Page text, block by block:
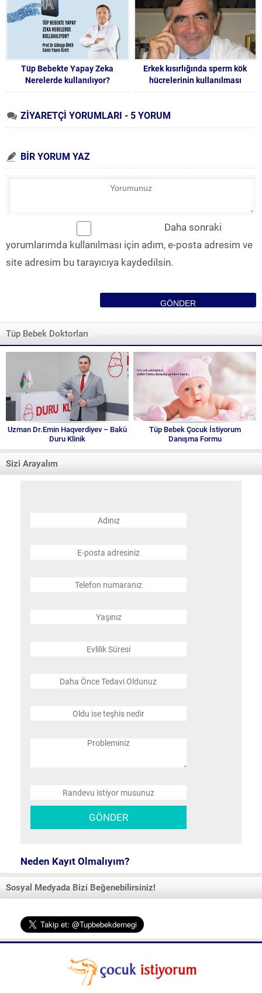
Tüp Bebekte Yapay Zeka
Nerelerde kullanılıyor?
Erkek kısırlığında sperm kök
hücrelerinin kullanılması
ZİYARETÇİ YORUMLARI - 5 YORUM
BİR YORUM YAZ
Daha sonraki
yorumlarımda kullanılması için adım, e-posta adresim ve
site adresim bu tarayıcıya kaydedilsin.
Tüp Bebek Doktorları
Uzman Dr.Emin Haqverdiyev – Bakü
Duru Klinik
Tüp Bebek Çocuk İstiyorum
Danışma Formu
Sizi Arayalım
Neden Kayıt Olmalıyım?
Sosyal Medyada Bizi Beğenebilirsiniz!